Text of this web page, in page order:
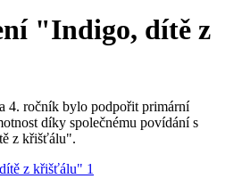
"Indigo, dítě z
4. ročník bylo podpořit primární
díky společnému povídání s
z křišťálu".